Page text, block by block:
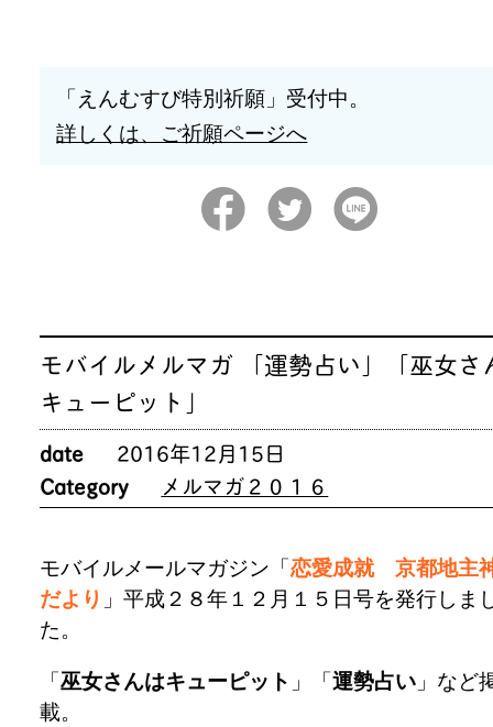
「えんむすび特別祈願」受付中。
詳しくは、ご祈願ページへ
モバイルメルマガ 「運勢占い」「巫女さ
キューピット」
date
2016年12月15日
Category
メルマガ２０１６
モバイルメールマガジン「恋愛成就 京都地主
だより 」平成２８年１２月１５日号を発行しま
た。
「巫女さんはキューピット 」「運勢占い 」など
載。